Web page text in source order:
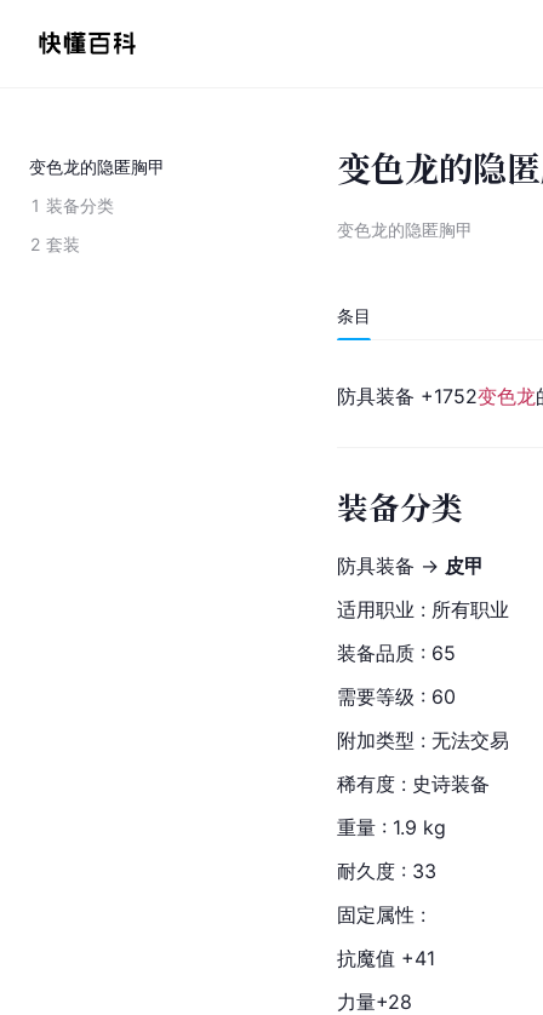
变色龙的隐匿胸甲
1 装备分类
2 套装
变色龙的隐
变色龙的隐匿胸甲
条目
防具装备 +1752变色龙
装备分类
防具装备 → 皮甲
适用职业 : 所有职业
装备品质 : 65
需要等级 : 60
附加类型 : 无法交易
稀有度 : 史诗装备
重量 : 1.9 kg
耐久度 : 33
固定属性 :
抗魔值 +41
力量+28